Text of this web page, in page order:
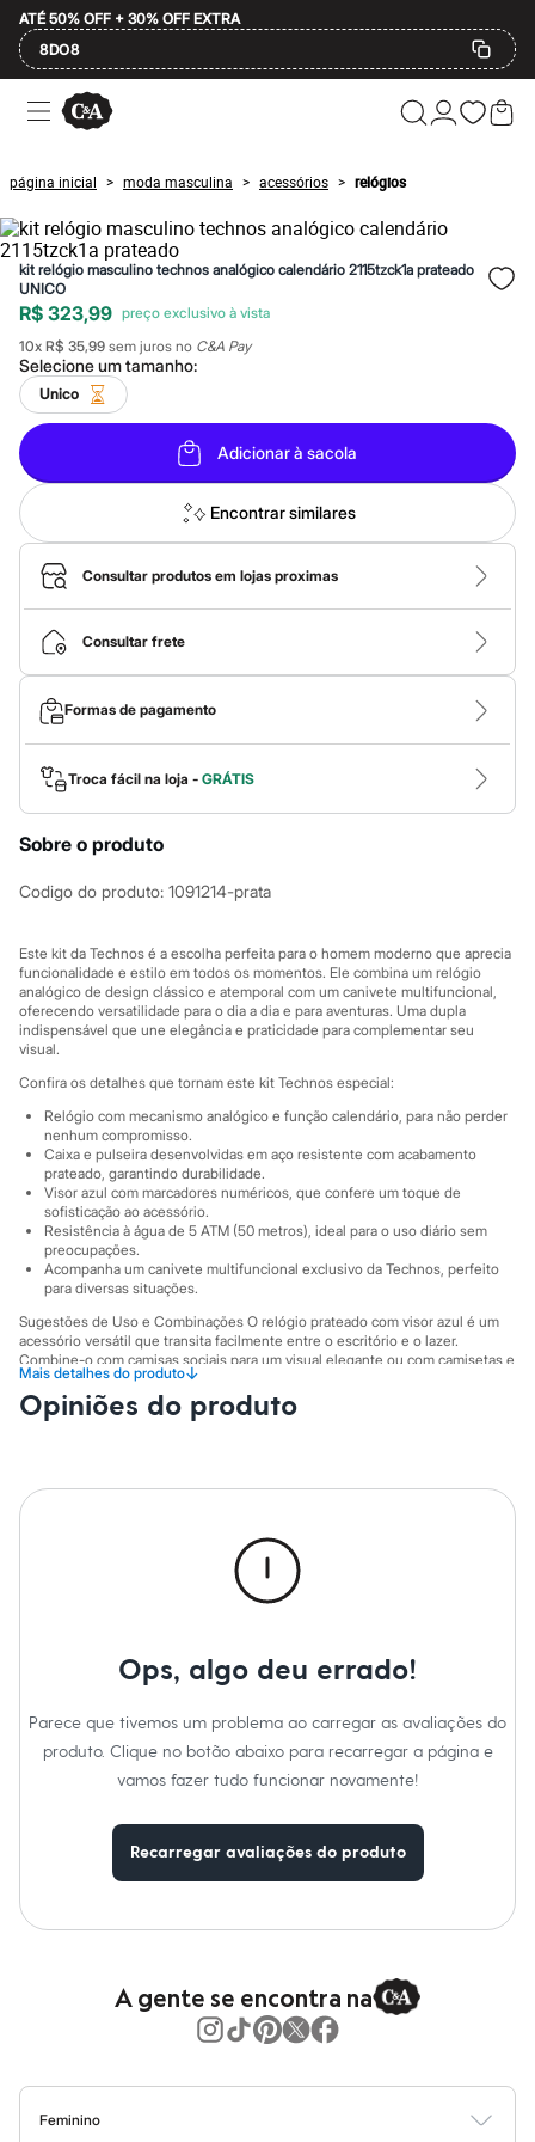
ATÉ 50% OFF + 30% OFF EXTRA
8DO8
Ofertas
Compre por Departamento
Masculino
Infantil
Calçados
Mindse7
Plus Size
Até 20% off
Até 40% off
Até 60% off
A partir de 60% off
Feminino
Em alta
Inverno
Alfaiataria
Novidades
Roupas
Blusas e Camisetas
Básicos
Calças
Casacos e Jaquetas
Jeans
Macacões
Saias
Shorts e Bermudas
Vestidos
Acessórios
Bolsas
Bonés e Chapéus
Cintos
Óculos
Relógios
Calçados
Chinelos
Rasteirinhas
Sapatilhas
Tênis
Marcas
City
Clock House
Mindset
Sawary
Moda esportiva
Acessórios
Blusas
Calçados
Leggings
Shorts e Bermudas
Tops
Moda íntima
Calcinhas
Cintas e Modeladores
Meias
Pijamas
Sutiãs e Tops
Moda praia
Biquínis
Personagens
Plus size
Dia dos Pais
Inverno
Novidades
Camisetas e Regatas
Jeans
Polos
Bolsas e Mochilas
Chapéus e Bonés
Relógios
Calçados
Botas
página inicial > moda masculina > acessórios > relógios
kit relógio masculino technos analógico calendário 2115tzck1a prateado
UNICO
R$ 323,99
10x R$ 35,99 sem juros no C&A Pay
Selecione umtamanho:
Unico
Adicionar à sacola
Encontrar similares
Consultar produtos em lojas proximas
Consultar frete
Formas de pagamento
Troca fácil na loja - GRÁTIS
Sobre o produto
Codigo do produto: 1091214-prata
Este kit da Technos é a escolha perfeita para o homem moderno que aprecia
funcionalidade e estilo em todos os momentos. Ele combina um relógio
analógico de design clássico e atemporal com um canivete multifuncional,
oferecendo versatilidade para o dia a dia e para aventuras. Uma dupla
indispensável que une elegância e praticidade para complementar seu
visual.
Confira os detalhes que tornam este kit Technos especial:
Relógio com mecanismo analógico e função calendário, para não perder
nenhum compromisso.
Caixa e pulseira desenvolvidas em aço resistente com acabamento
prateado, garantindo durabilidade.
Visor azul com marcadores numéricos, que confere um toque de
sofisticação ao acessório.
Resistência à água de 5 ATM (50 metros), ideal para o uso diário sem
preocupações.
Acompanha um canivete multifuncional exclusivo da Technos, perfeito
para diversas situações.
Sugestões de Uso e Combinações O relógio prateado com visor azul é um
acessório versátil que transita facilmente entre o escritório e o lazer.
Combine-o com camisas sociais para um visual elegante ou com camisetas e
jaquetas para uma produção mais despojada. Este kit também é uma
excelente opção de presente para homens que valorizam acessórios
funcionais e cheios de estilo.
Mais detalhes do produto↓
Informacoes gerais:
Opiniões do produto
Ops, algo deu errado!
Parece que tivemos um problema ao carregar as avaliações do
produto. Clique no botão abaixo para recarregar a página e
vamos fazer tudo funcionar novamente!
Recarregar avaliações do produto
A gente se encontra na
Feminino